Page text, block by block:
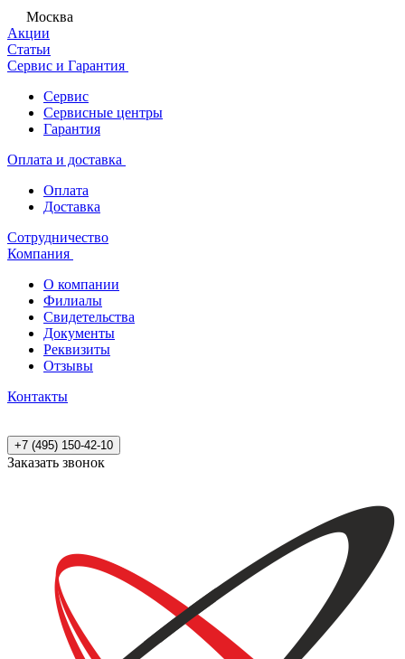
Москва
Акции
Статьи
Сервис и Гарантия
Сервис
Сервисные центры
Гарантия
Оплата и доставка
Оплата
Доставка
Сотрудничество
Компания
О компании
Филиалы
Свидетельства
Документы
Реквизиты
Отзывы
Контакты
+7 (495) 150-42-10
Заказать звонок